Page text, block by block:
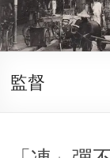
監督